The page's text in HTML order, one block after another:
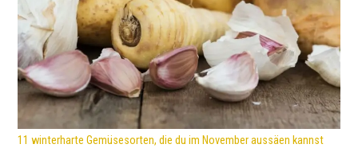
11 winterharte Gemüsesorten, die du im November aussäen kannst